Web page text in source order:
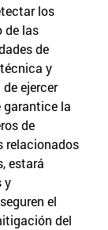
los
de las
de
y
ejercer
la
de
relacionados
estará
y
el
del